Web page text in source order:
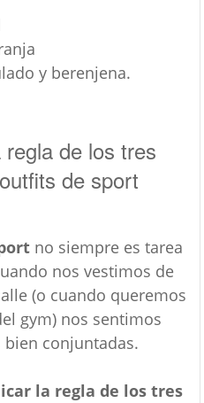
y berenjena.
de los tres
de sport
no siempre es tarea
nos vestimos de
(o cuando queremos
gym) nos sentimos
conjuntadas.
la regla de los tres